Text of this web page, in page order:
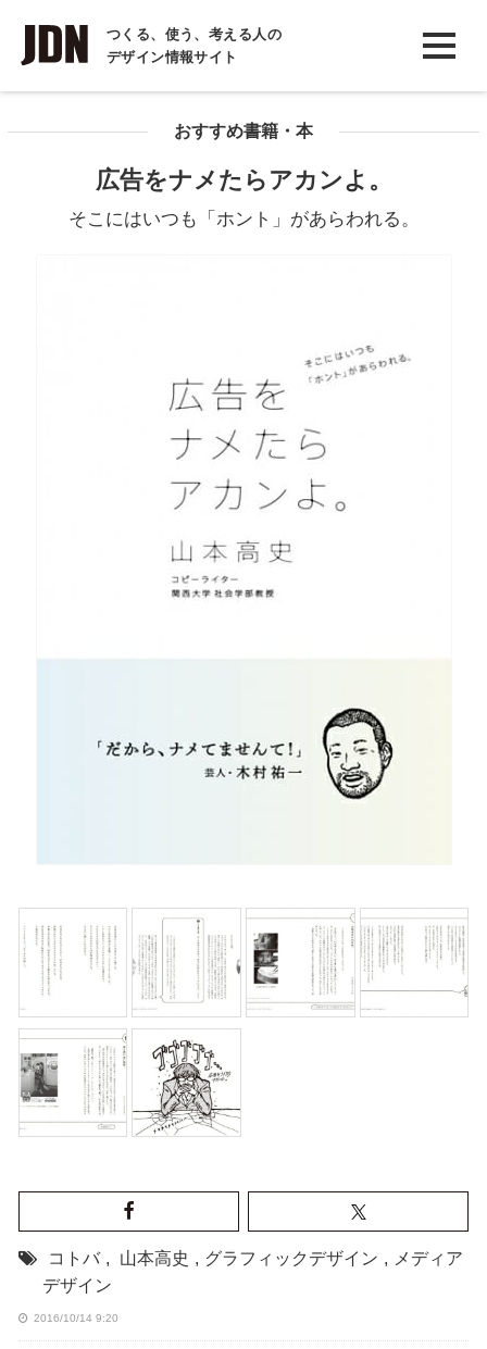
つくる、使う、考える人の
デザイン情報サイト
INTERVIEW
インタビュー
COLUMN
おすすめ書籍・本
広告をナメたらアカンよ。
そこにはいつも「ホント」があらわれる。
コトバ , 山本高史 , グラフィックデザイン , メディア
デザイン
2016/10/14 9:20